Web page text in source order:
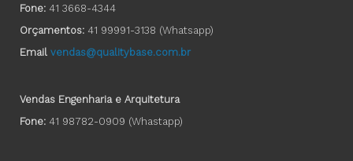
Fone: 41 3668-4344
Orçamentos: 41 99991-3138 (Whatsapp)
Email vendas@qualitybase.com.br
Vendas Engenharia e Arquitetura
Fone: 41 98782-0909 (Whastapp)